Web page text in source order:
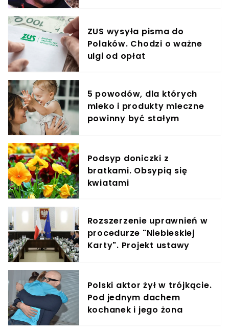
ZUS wysyła pisma do
Polaków. Chodzi o ważne
ulgi od opłat
5 powodów, dla których
mleko i produkty mleczne
powinny być stałym
Podsyp doniczki z
bratkami. Obsypią się
kwiatami
Rozszerzenie uprawnień w
procedurze "Niebieskiej
Karty". Projekt ustawy
Polski aktor żył w trójkącie.
Pod jednym dachem
kochanek i jego żona